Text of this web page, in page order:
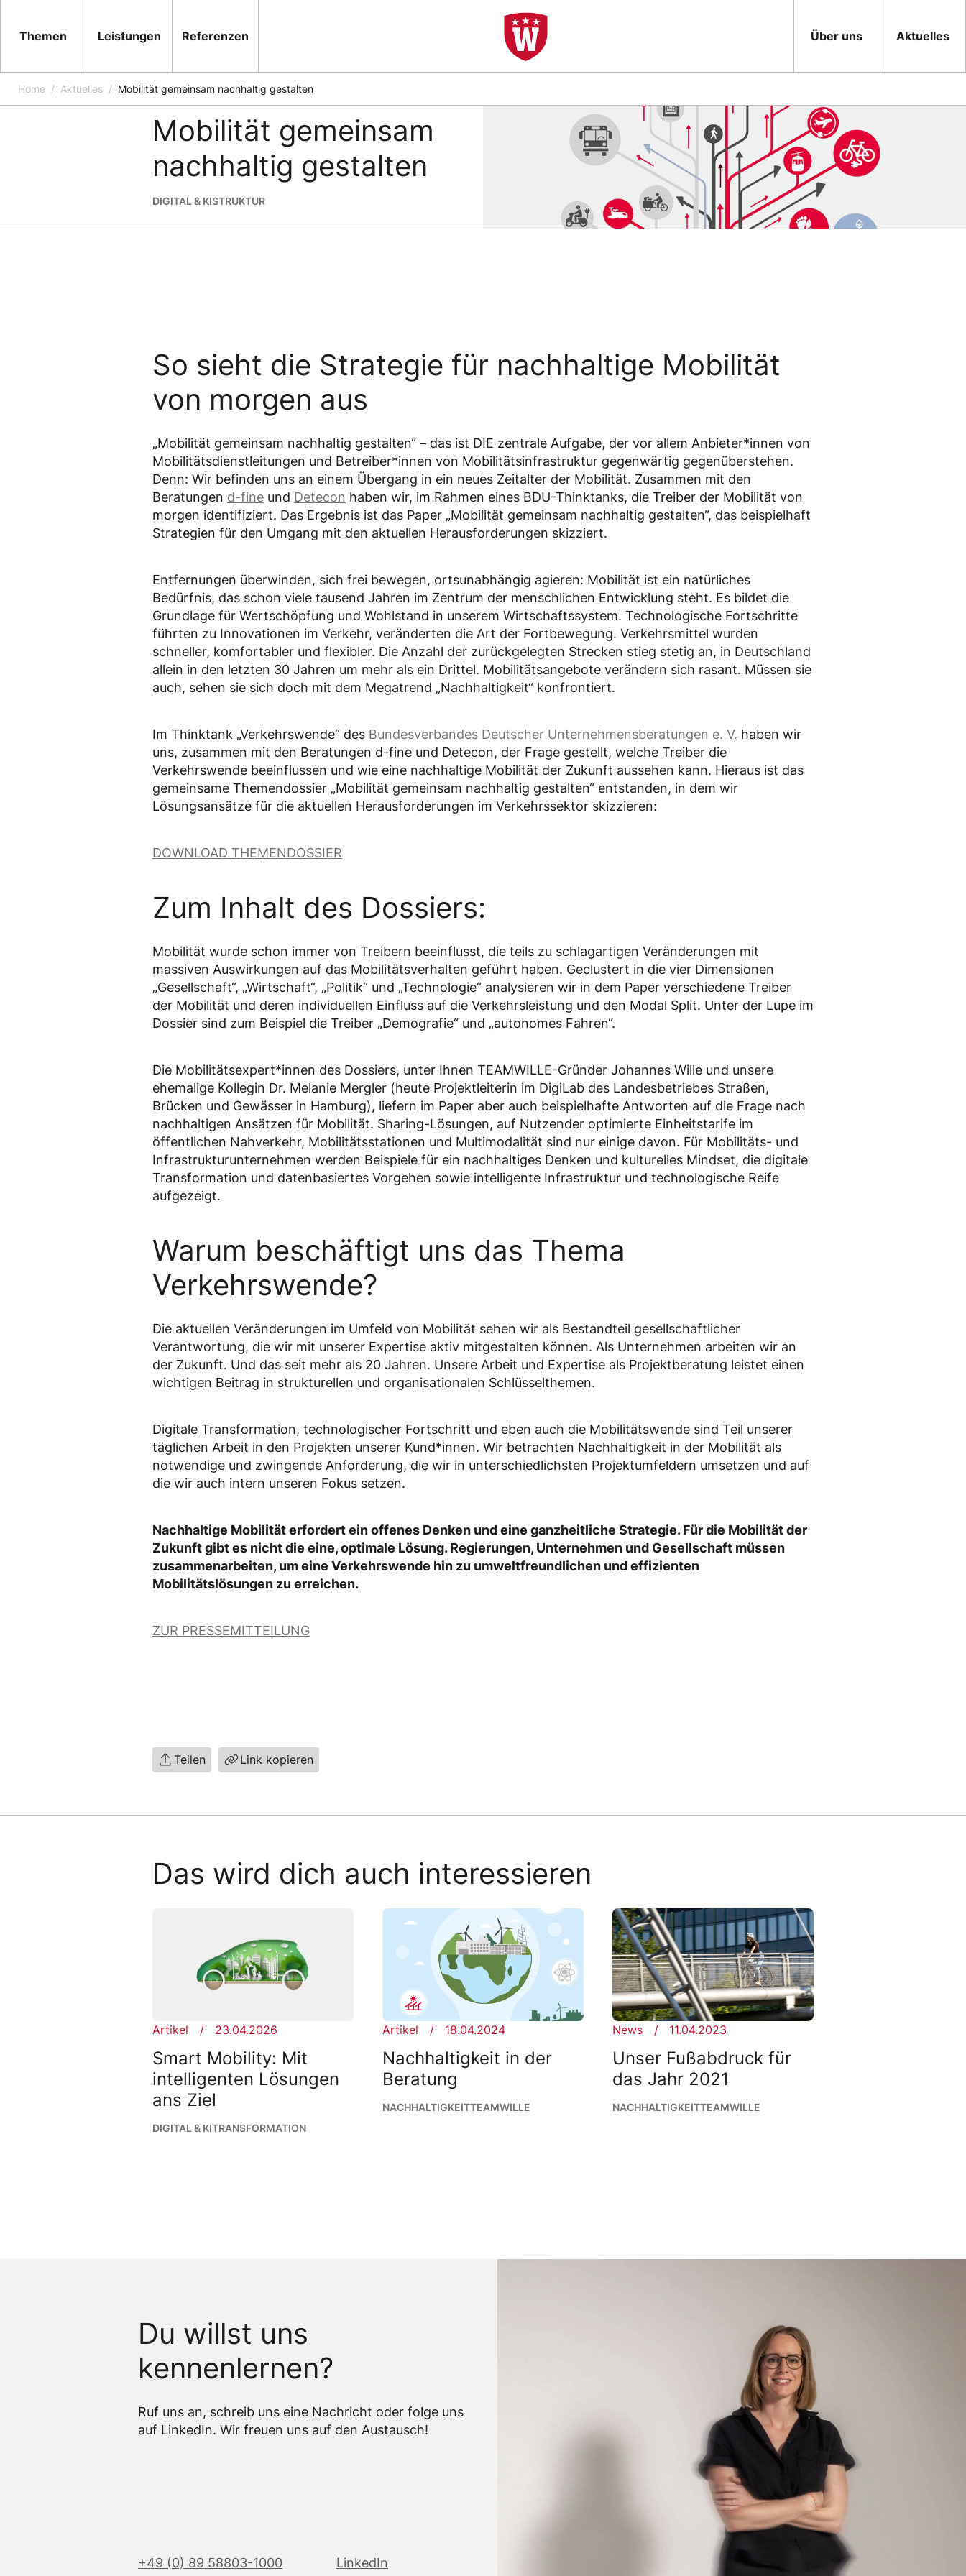
Themen Leistungen Referenzen Über uns Aktuelles
Home Aktuelles Mobilität gemeinsam nachhaltig gestalten
News 26.09.2024
Mobilität gemeinsam
nachhaltig gestalten
DIGITAL & KISTRUKTUR
So sieht die Strategie für nachhaltige Mobilität
von morgen aus
„Mobilität gemeinsam nachhaltig gestalten“ – das ist DIE zentrale Aufgabe, der vor allem Anbieter*innen von
Mobilitätsdienstleitungen und Betreiber*innen von Mobilitätsinfrastruktur gegenwärtig gegenüberstehen.
Denn: Wir befinden uns an einem Übergang in ein neues Zeitalter der Mobilität. Zusammen mit den
Beratungen d-fine und Detecon haben wir, im Rahmen eines BDU-Thinktanks, die Treiber der Mobilität von
morgen identifiziert. Das Ergebnis ist das Paper „Mobilität gemeinsam nachhaltig gestalten“, das beispielhaft
Strategien für den Umgang mit den aktuellen Herausforderungen skizziert.
Entfernungen überwinden, sich frei bewegen, ortsunabhängig agieren: Mobilität ist ein natürliches
Bedürfnis, das schon viele tausend Jahren im Zentrum der menschlichen Entwicklung steht. Es bildet die
Grundlage für Wertschöpfung und Wohlstand in unserem Wirtschaftssystem. Technologische Fortschritte
führten zu Innovationen im Verkehr, veränderten die Art der Fortbewegung. Verkehrsmittel wurden
schneller, komfortabler und flexibler. Die Anzahl der zurückgelegten Strecken stieg stetig an, in Deutschland
allein in den letzten 30 Jahren um mehr als ein Drittel. Mobilitätsangebote verändern sich rasant. Müssen sie
auch, sehen sie sich doch mit dem Megatrend „Nachhaltigkeit“ konfrontiert.
Im Thinktank „Verkehrswende“ des Bundesverbandes Deutscher Unternehmensberatungen e. V. haben wir
uns, zusammen mit den Beratungen d-fine und Detecon, der Frage gestellt, welche Treiber die
Verkehrswende beeinflussen und wie eine nachhaltige Mobilität der Zukunft aussehen kann. Hieraus ist das
gemeinsame Themendossier „Mobilität gemeinsam nachhaltig gestalten“ entstanden, in dem wir
Lösungsansätze für die aktuellen Herausforderungen im Verkehrssektor skizzieren:
DOWNLOAD THEMENDOSSIER
Zum Inhalt des Dossiers:
Mobilität wurde schon immer von Treibern beeinflusst, die teils zu schlagartigen Veränderungen mit
massiven Auswirkungen auf das Mobilitätsverhalten geführt haben. Geclustert in die vier Dimensionen
„Gesellschaft“, „Wirtschaft“, „Politik“ und „Technologie“ analysieren wir in dem Paper verschiedene Treiber
der Mobilität und deren individuellen Einfluss auf die Verkehrsleistung und den Modal Split. Unter der Lupe im
Dossier sind zum Beispiel die Treiber „Demografie“ und „autonomes Fahren“.
Die Mobilitätsexpert*innen des Dossiers, unter Ihnen TEAMWILLE-Gründer Johannes Wille und unsere
ehemalige Kollegin Dr. Melanie Mergler (heute Projektleiterin im DigiLab des Landesbetriebes Straßen,
Brücken und Gewässer in Hamburg), liefern im Paper aber auch beispielhafte Antworten auf die Frage nach
nachhaltigen Ansätzen für Mobilität. Sharing-Lösungen, auf Nutzender optimierte Einheitstarife im
öffentlichen Nahverkehr, Mobilitätsstationen und Multimodalität sind nur einige davon. Für Mobilitäts- und
Infrastrukturunternehmen werden Beispiele für ein nachhaltiges Denken und kulturelles Mindset, die digitale
Transformation und datenbasiertes Vorgehen sowie intelligente Infrastruktur und technologische Reife
aufgezeigt.
Warum beschäftigt uns das Thema
Verkehrswende?
Die aktuellen Veränderungen im Umfeld von Mobilität sehen wir als Bestandteil gesellschaftlicher
Verantwortung, die wir mit unserer Expertise aktiv mitgestalten können. Als Unternehmen arbeiten wir an
der Zukunft. Und das seit mehr als 20 Jahren. Unsere Arbeit und Expertise als Projektberatung leistet einen
wichtigen Beitrag in strukturellen und organisationalen Schlüsselthemen.
Digitale Transformation, technologischer Fortschritt und eben auch die Mobilitätswende sind Teil unserer
täglichen Arbeit in den Projekten unserer Kund*innen. Wir betrachten Nachhaltigkeit in der Mobilität als
notwendige und zwingende Anforderung, die wir in unterschiedlichsten Projektumfeldern umsetzen und auf
die wir auch intern unseren Fokus setzen.
Nachhaltige Mobilität erfordert ein offenes Denken und eine ganzheitliche Strategie. Für die Mobilität der
Zukunft gibt es nicht die eine, optimale Lösung. Regierungen, Unternehmen und Gesellschaft müssen
zusammenarbeiten, um eine Verkehrswende hin zu umweltfreundlichen und effizienten
Mobilitätslösungen zu erreichen.
ZUR PRESSEMITTEILUNG
Teilen Link kopieren
Das wird dich auch interessieren
Artikel 23.04.2026
Smart Mobility: Mit
intelligenten Lösungen
ans Ziel
DIGITAL & KITRANSFORMATION
Artikel 18.04.2024
Nachhaltigkeit in der
Beratung
NACHHALTIGKEITTEAMWILLE
News 11.04.2023
Unser Fußabdruck für
das Jahr 2021
NACHHALTIGKEITTEAMWILLE
Du willst uns
kennenlernen?
Ruf uns an, schreib uns eine Nachricht oder folge uns
auf LinkedIn. Wir freuen uns auf den Austausch!
+49 (0) 89 58803-1000 LinkedIn